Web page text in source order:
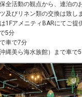
全活動の観点から、連泊
及びリネン類の交換は致
1FアメニティBARにてご提
5分
車で7分
縄美ら海水族館）まで車で